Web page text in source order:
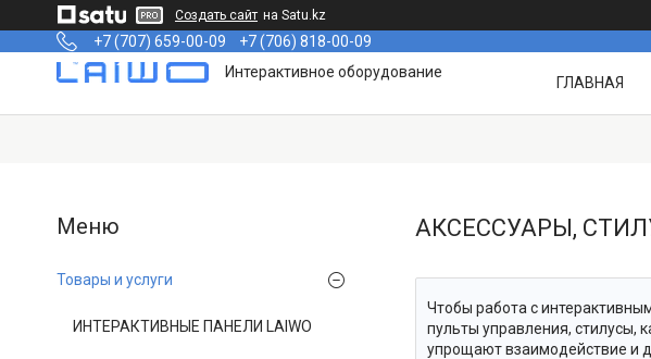
Создать сайт на Satu.kz
+7 (707) 659-00-09
+7 (706) 818-00-09
Интерактивное оборудование
ГЛАВНАЯ
АКСЕССУАРЫ,
Чтобы работа с
пульты управления, стилусы,
упрощают взаимодействие и
Товары и услуги
ИНТЕРАКТИВНЫЕ ПАНЕЛИ LAIWO